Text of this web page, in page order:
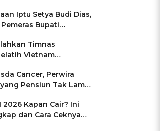
Jamin Keamanan
Iptu Setya Budi Dias,
Bupati
Timnas
Vietnam
Jimat di Pakansari
Cancer, Perwira
Pensiun Tak Lama
2026 Kapan Cair? Ini
dan Cara Ceknya
Hangus!